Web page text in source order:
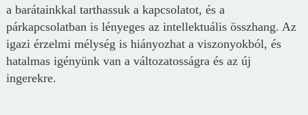
a barátainkkal tarthassuk a kapcsolatot, és a
párkapcsolatban is lényeges az intellektuális összhang. Az
igazi érzelmi mélység is hiányozhat a viszonyokból, és
hatalmas igényünk van a változatosságra és az új
ingerekre.